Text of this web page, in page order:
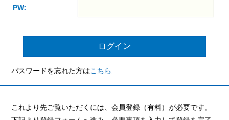
PW:
パスワードを忘れた方はこちら
これより先ご覧いただくには、会員登録（有料）が必要です。